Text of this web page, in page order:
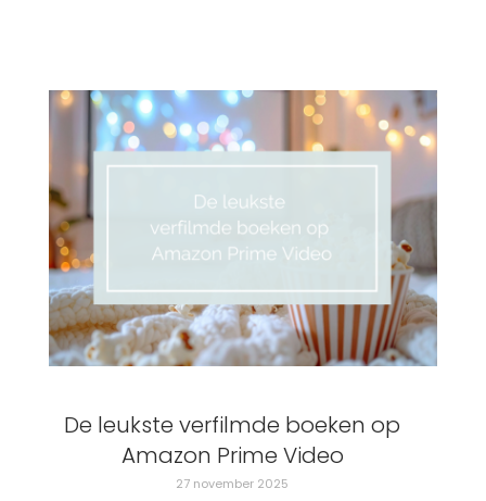
De leukste verfilmde boeken op
Amazon Prime Video
27 november 2025